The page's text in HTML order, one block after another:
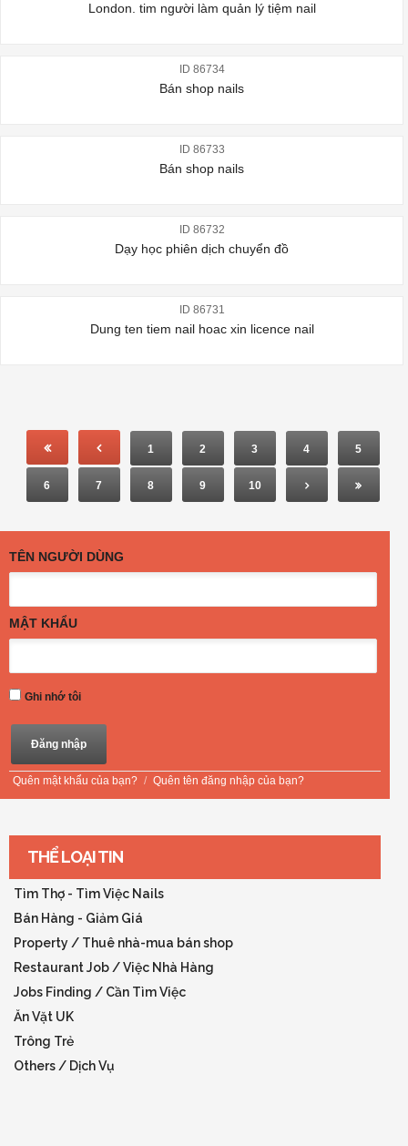
London. tim người làm quản lý tiệm nail
ID 86734
Bán shop nails
ID 86733
Bán shop nails
ID 86732
Dạy học phiên dịch chuyển đồ
ID 86731
Dung ten tiem nail hoac xin licence nail
1 2 3 4 5
6 7 8 9 10
TÊN NGƯỜI DÙNG
MẬT KHẨU
Ghi nhớ tôi
Quên mật khẩu của bạn? / Quên tên đăng nhập của bạn?
THỂ LOẠI TIN
Tìm Thợ - Tìm Việc Nails
Bán Hàng - Giảm Giá
Property / Thuê nhà-mua bán shop
Restaurant Job / Việc Nhà Hàng
Jobs Finding / Cần Tìm Việc
Ăn Vặt UK
Trông Trẻ
Others / Dịch Vụ